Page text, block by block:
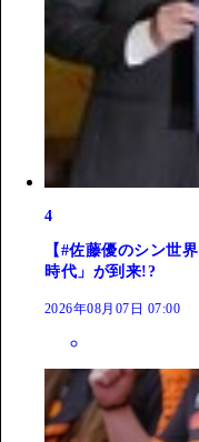
4
【#佐藤優のシン世
時代」が到来!?
2026年08月07日 07:00